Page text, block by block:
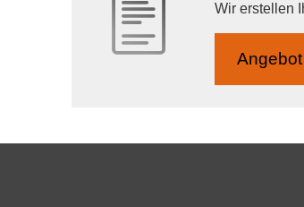
Wir erstellen